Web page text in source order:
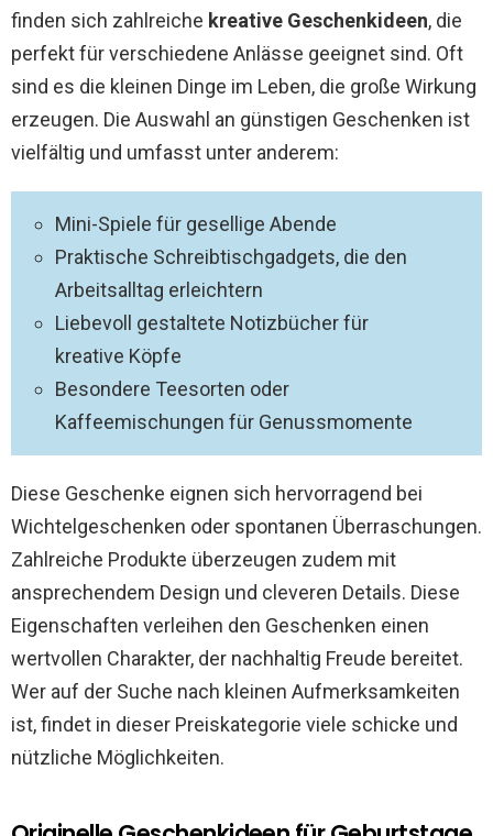
finden sich zahlreiche kreative Geschenkideen, die
perfekt für verschiedene Anlässe geeignet sind. Oft
sind es die kleinen Dinge im Leben, die große Wirkung
erzeugen. Die Auswahl an günstigen Geschenken ist
vielfältig und umfasst unter anderem:
Mini-Spiele für gesellige Abende
Praktische Schreibtischgadgets, die den
Arbeitsalltag erleichtern
Liebevoll gestaltete Notizbücher für
kreative Köpfe
Besondere Teesorten oder
Kaffeemischungen für Genussmomente
Diese Geschenke eignen sich hervorragend bei
Wichtelgeschenken oder spontanen Überraschungen.
Zahlreiche Produkte überzeugen zudem mit
ansprechendem Design und cleveren Details. Diese
Eigenschaften verleihen den Geschenken einen
wertvollen Charakter, der nachhaltig Freude bereitet.
Wer auf der Suche nach kleinen Aufmerksamkeiten
ist, findet in dieser Preiskategorie viele schicke und
nützliche Möglichkeiten.